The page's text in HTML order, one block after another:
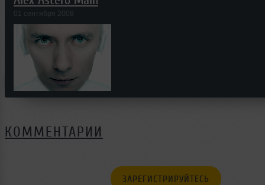
01 сентября 2008
КОММЕНТАРИИ
ЗАРЕГИСТРИРУЙТЕСЬ